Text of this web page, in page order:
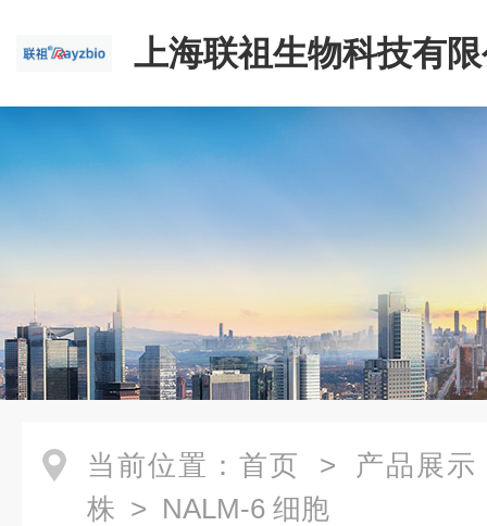
上海联祖生物科技有
当前位置： 首页 > 产品展示
株 > NALM-6 细胞